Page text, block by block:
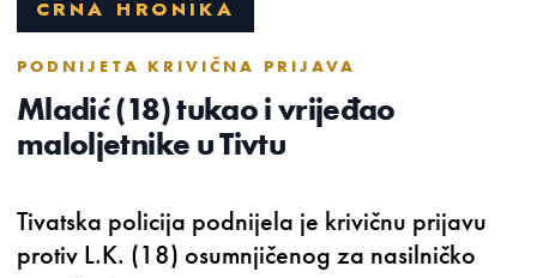
CRNA HRONIKA
PODNIJETA KRIVIČNA PRIJAVA
Mladić (18) tukao i vrijeđao
maloljetnike u Tivtu
Tivatska policija podnijela je krivičnu prijavu
protiv L.K. (18) osumnjičenog za nasilničko